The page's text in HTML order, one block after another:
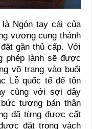
Ngón tay cái của
vương cung thánh
gần thủ cấp. Với
phép lành sẽ được
võ trang vào buổi
Lễ quốc tế để tôn
cùng với sợi dây
tượng bán thân
đã từng được cất
đặt trong vách